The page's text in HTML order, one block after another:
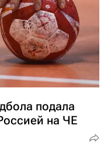
подала
на ЧЕ